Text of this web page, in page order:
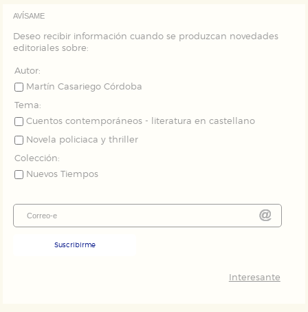
AVÍSAME
Deseo recibir información cuando se produzcan novedades
editoriales sobre:
Autor:
Martín Casariego Córdoba
Tema:
Cuentos contemporáneos - literatura en castellano
Novela policiaca y thriller
Colección:
Nuevos Tiempos
Suscribirme
Interesante